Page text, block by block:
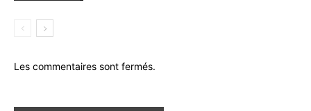
Les commentaires sont fermés.